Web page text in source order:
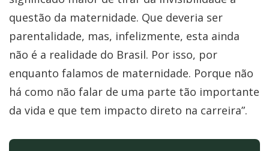
questão da maternidade. Que deveria ser
parentalidade, mas, infelizmente, esta ainda
não é a realidade do Brasil. Por isso, por
enquanto falamos de maternidade. Porque não
há como não falar de uma parte tão importante
da vida e que tem impacto direto na carreira”.